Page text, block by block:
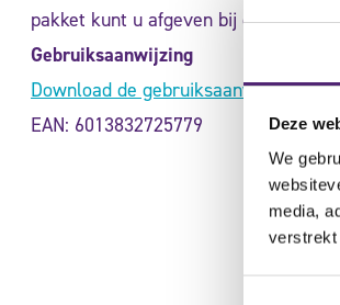
Deze
We
media,
verstrekt
pakket kunt u afgeven bij een
Gebruiksaanwijzing
Download de gebruiksaanwijzing
EAN: 6013832725779